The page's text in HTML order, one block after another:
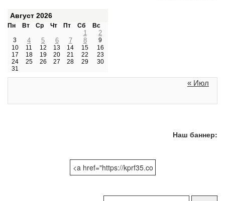
Август 2026
Пн Вт Ср Чт Пт Сб Вс
1 2
3 4 5 6 7 8
9
10
11 12 13 14 15
16
17
18 19 20 21 22
23
24
25 26 27 28 29
30
31
« Июл
Наш баннер: